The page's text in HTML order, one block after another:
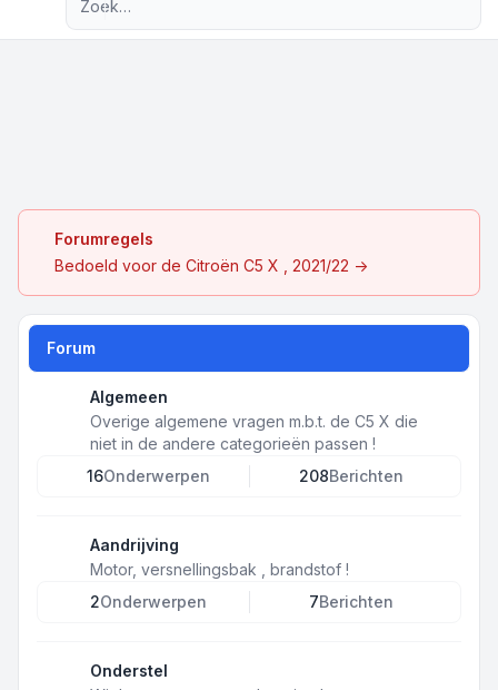
Forumregels
Bedoeld voor de Citroën C5 X , 2021/22 ->
Forum
Algemeen
Overige algemene vragen m.b.t. de C5 X die
niet in de andere categorieën passen !
16Onderwerpen 208Berichten
Aandrijving
Motor, versnellingsbak , brandstof !
2Onderwerpen 7Berichten
Onderstel